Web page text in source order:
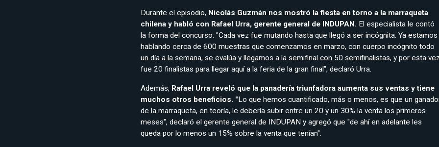
Durante el episodio, Nicolás Guzmán nos mostró la fiesta en torno a la marraqueta
chilena y habló con Rafael Urra, gerente general de INDUPAN. El especialista le contó
la forma del concurso: "Cada vez fue mutando hasta que llegó a ser incógnita. Ya estamos
hablando cerca de 600 muestras que comenzamos en marzo, con cuerpo incógnito todo
un día a la semana, se evalúa y llegamos a la semifinal con 50 semifinalistas, y por esta
fue 20 finalistas para llegar aquí a la feria de la gran final", declaró Urra.
Además, Rafael Urra reveló que la panadería triunfadora aumenta sus ventas y tiene
muchos otros beneficios. "Lo que hemos cuantificado, más o menos, es que un
de la marraqueta, en teoría, le debería subir entre un 20 y un 30% la venta los primeros
meses", declaró el gerente general de INDUPAN y agregó que "de ahí en adelante les
queda por lo menos un 15% sobre la venta que tenían".